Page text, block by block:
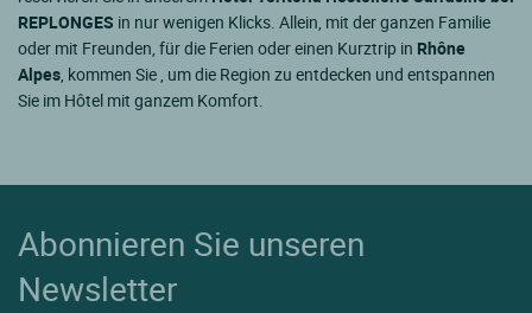
REPLONGES in nur wenigen Klicks. Allein, mit der ganzen Familie
oder mit Freunden, für die Ferien oder einen Kurztrip in Rhône
Alpes, kommen Sie , um die Region zu entdecken und entspannen
Sie im Hôtel mit ganzem Komfort.
Abonnieren Sie unseren
Newsletter